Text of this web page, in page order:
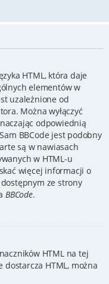
HTML, która daje
elementów w
uzależnione od
Można wyłączyć
odpowiednią
BBCode jest podobny
są w nawiasach
w HTML-u
więcej informacji o
ze strony
BBCode.
HTML na tej
HTML, można